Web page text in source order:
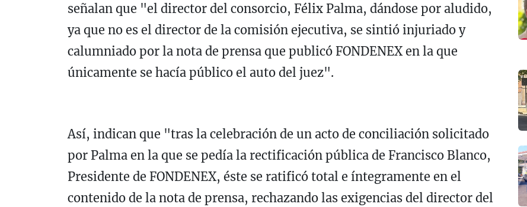
señalan que "el director del consorcio, Félix Palma, dándose por aludido,
ya que no es el director de la comisión ejecutiva, se sintió injuriado y
calumniado por la nota de prensa que publicó FONDENEX en la que
únicamente se hacía público el auto del juez".
Así, indican que "tras la celebración de un acto de conciliación solicitado
por Palma en la que se pedía la rectificación pública de Francisco Blanco,
Presidente de FONDENEX, éste se ratificó total e íntegramente en el
contenido de la nota de prensa, rechazando las exigencias del director del